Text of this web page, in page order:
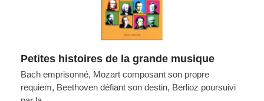
Petites histoires de la grande musique
Bach emprisonné, Mozart composant son propre
requiem, Beethoven défiant son destin, Berlioz poursuivi